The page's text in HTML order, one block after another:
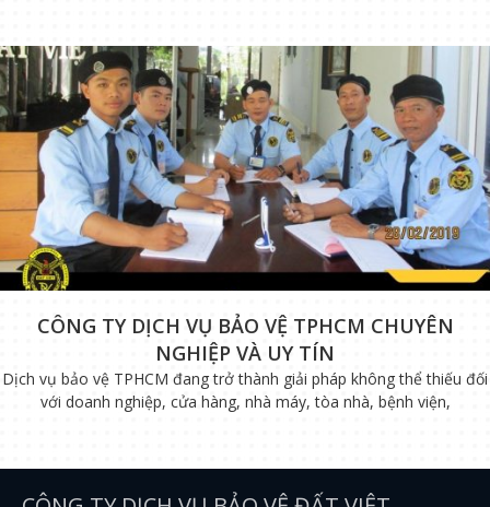
CÔNG TY DỊCH VỤ BẢO VỆ TPHCM CHUYÊN
NGHIỆP VÀ UY TÍN
Dịch vụ bảo vệ TPHCM đang trở thành giải pháp không thể thiếu đối
với doanh nghiệp, cửa hàng, nhà máy, tòa nhà, bệnh viện,